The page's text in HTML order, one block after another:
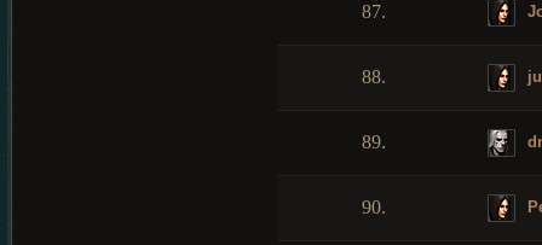
87.
88.
89.
90.